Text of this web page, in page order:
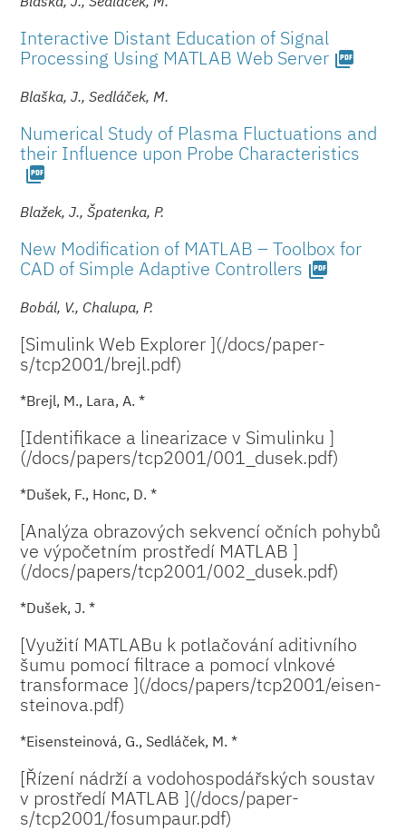
Interactive Distant Education of Signal
Processing Using MATLAB Web Server picture_as_pdf
Blaška, J., Sedláček, M.
Numerical Study of Plasma Fluctuations and
their Influence upon Probe Characteristics
picture_as_pdf
Blažek, J., Špatenka, P.
New Modification of MATLAB – Toolbox for
CAD of Simple Adaptive Controllers picture_as_pdf
Bobál, V., Chalupa, P.
[Simulink Web Explorer ](/docs/paper­
s/tcp2001/brej­l.pdf)
*Brejl, M., Lara, A. *
[Identifikace a linearizace v Simulinku ]
(/docs/paper­s/tcp2001/001_du­sek.pdf)
*Dušek, F., Honc, D. *
[Analýza obrazových sekvencí očních pohybů
ve výpočetním prostředí MATLAB ]
(/docs/paper­s/tcp2001/002_du­sek.pdf)
*Dušek, J. *
[Využití MATLABu k potlačování aditivního
šumu pomocí filtrace a pomocí vlnkové
transformace ](/docs/paper­s/tcp2001/eisen­
steinova.pdf)
*Eisensteinová, G., Sedláček, M. *
[Řízení nádrží a vodohospodářských soustav
v prostředí MATLAB ](/docs/paper­
s/tcp2001/fosum­paur.pdf)